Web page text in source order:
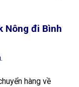
Nông đi Bình
hàng về